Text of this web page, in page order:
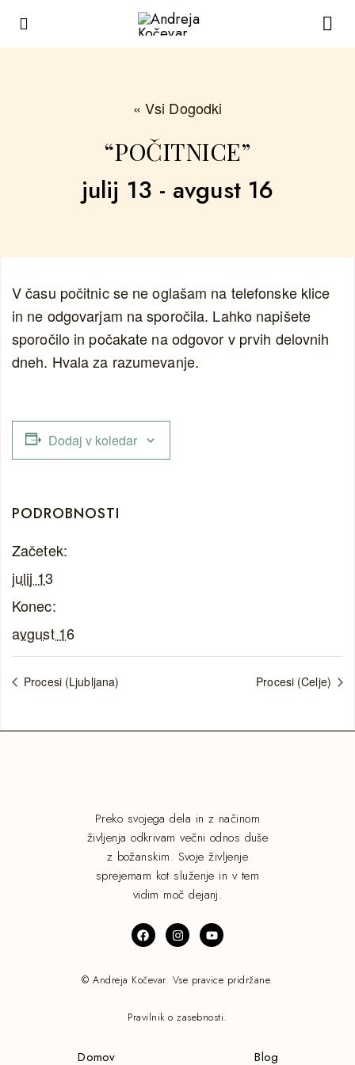
« Vsi Dogodki
“POČITNICE”
julij 13 - avgust 16
V času počitnic se ne oglašam na telefonske klice
in ne odgovarjam na sporočila. Lahko napišete
sporočilo in počakate na odgovor v prvih delovnih
dneh. Hvala za razumevanje.
Dodaj v koledar
PODROBNOSTI
Začetek:
julij 13
Konec:
avgust 16
Procesi (Ljubljana) Procesi (Celje)
Preko svojega dela in z načinom
življenja odkrivam večni odnos duše
z božanskim. Svoje življenje
sprejemam kot služenje in v tem
vidim moč dejanj.
© Andreja Kočevar. Vse pravice pridržane.
Pravilnik o zasebnosti.
Domov Blog